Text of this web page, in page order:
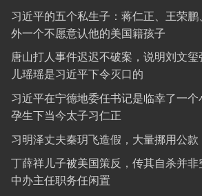
习近平的五个私生子：蒋仁正、王荣
外一个不愿意认他的美国籍孩子
唐山打人事件迟迟不破案，说明刘文
儿瑶瑶是习近平下令灭口的
习近平在宁德地委任书记是临幸了一
孕生下当今太子习仁正
习明泽丈夫秦玥飞造假，大量挪用公款
丁薛祥儿子被美国策反，传其自杀并
中办主任职务任闲置